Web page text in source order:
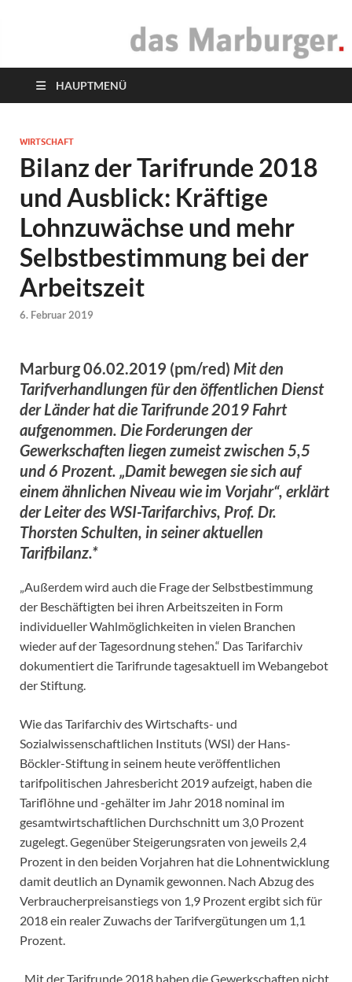
das Marburger.
HAUPTMENÜ
WIRTSCHAFT
Bilanz der Tarifrunde 2018
und Ausblick: Kräftige
Lohnzuwächse und mehr
Selbstbestimmung bei der
Arbeitszeit
6. Februar 2019
Marburg 06.02.2019 (pm/red) Mit den
Tarifverhandlungen für den öffentlichen Dienst
der Länder hat die Tarifrunde 2019 Fahrt
aufgenommen. Die Forderungen der
Gewerkschaften liegen zumeist zwischen 5,5
und 6 Prozent. „Damit bewegen sie sich auf
einem ähnlichen Niveau wie im Vorjahr“, erklärt
der Leiter des WSI-Tarifarchivs, Prof. Dr.
Thorsten Schulten, in seiner aktuellen
Tarifbilanz.*
„Außerdem wird auch die Frage der Selbstbestimmung
der Beschäftigten bei ihren Arbeitszeiten in Form
individueller Wahlmöglichkeiten in vielen Branchen
wieder auf der Tagesordnung stehen.“ Das Tarifarchiv
dokumentiert die Tarifrunde tagesaktuell im Webangebot
der Stiftung.
Wie das Tarifarchiv des Wirtschafts- und
Sozialwissenschaftlichen Instituts (WSI) der Hans-
Böckler-Stiftung in seinem heute veröffentlichen
tarifpolitischen Jahresbericht 2019 aufzeigt, haben die
Tariflöhne und -gehälter im Jahr 2018 nominal im
gesamtwirtschaftlichen Durchschnitt um 3,0 Prozent
zugelegt. Gegenüber Steigerungsraten von jeweils 2,4
Prozent in den beiden Vorjahren hat die Lohnentwicklung
damit deutlich an Dynamik gewonnen. Nach Abzug des
Verbraucherpreisanstiegs von 1,9 Prozent ergibt sich für
2018 ein realer Zuwachs der Tarifvergütungen um 1,1
Prozent.
„Mit der Tarifrunde 2018 haben die Gewerkschaften nicht